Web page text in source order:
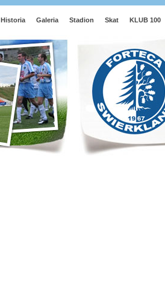
Historia Galeria Stadion Skat KLUB 100